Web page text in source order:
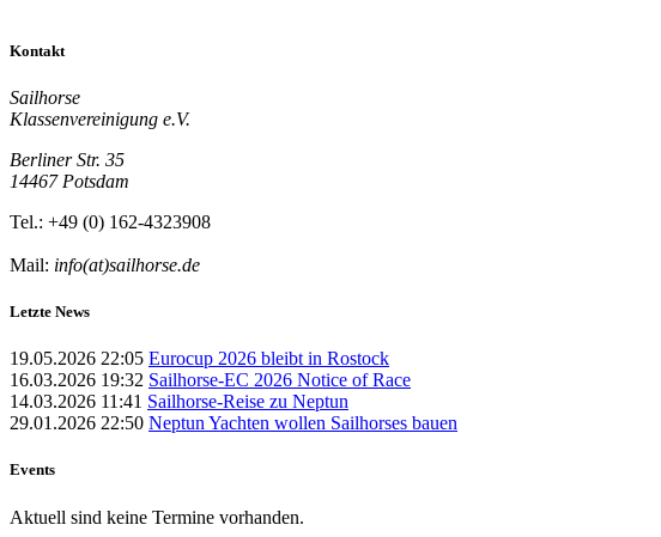
Kontakt
Sailhorse
Klassenvereinigung e.V.
Berliner Str. 35
14467 Potsdam
Tel.: +49 (0) 162-4323908
Mail: info(at)sailhorse.de
Letzte News
19.05.2026 22:05 Eurocup 2026 bleibt in Rostock
16.03.2026 19:32 Sailhorse-EC 2026 Notice of Race
14.03.2026 11:41 Sailhorse-Reise zu Neptun
29.01.2026 22:50 Neptun Yachten wollen Sailhorses bauen
Events
Aktuell sind keine Termine vorhanden.